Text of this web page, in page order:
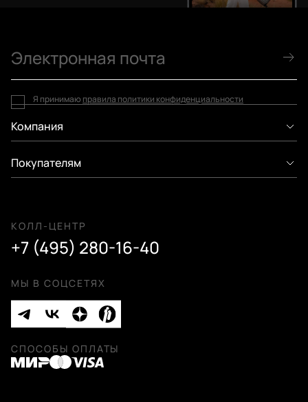
Компания
Покупателям
КОЛЛ-ЦЕНТР
+7 (495) 280-16-40
МЫ В СОЦСЕТЯХ
Я принимаю правила политики конфиденциальности
СПОСОБЫ ОПЛАТЫ